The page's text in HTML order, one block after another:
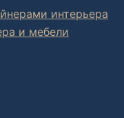
интерьера
и мебели